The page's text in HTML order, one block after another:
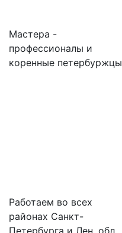
Мастера -
профессионалы и
коренные петербуржцы
Работаем во всех
районах Санкт-
Петербурга и Лен. обл.